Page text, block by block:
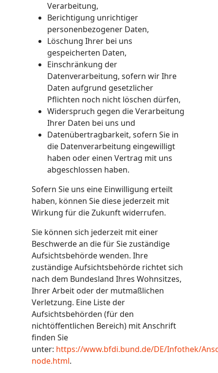
Verarbeitung,
Berichtigung unrichtiger
personenbezogener Daten,
Löschung Ihrer bei uns
gespeicherten Daten,
Einschränkung der
Datenverarbeitung, sofern wir Ihre
Daten aufgrund gesetzlicher
Pflichten noch nicht löschen dürfen,
Widerspruch gegen die Verarbeitung
Ihrer Daten bei uns und
Datenübertragbarkeit, sofern Sie in
die Datenverarbeitung eingewilligt
haben oder einen Vertrag mit uns
abgeschlossen haben.
Sofern Sie uns eine Einwilligung erteilt
haben, können Sie diese jederzeit mit
Wirkung für die Zukunft widerrufen.
Sie können sich jederzeit mit einer
Beschwerde an die für Sie zuständige
Aufsichtsbehörde wenden. Ihre
zuständige Aufsichtsbehörde richtet sich
nach dem Bundesland Ihres Wohnsitzes,
Ihrer Arbeit oder der mutmaßlichen
Verletzung. Eine Liste der
Aufsichtsbehörden (für den
nichtöffentlichen Bereich) mit Anschrift
finden Sie
unter: https://www.bfdi.bund.de/DE/Infothek/
node.html.